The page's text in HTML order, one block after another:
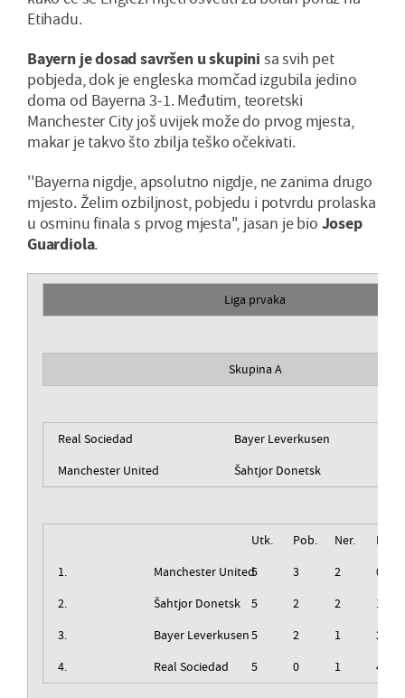
Etihadu.
Bayern je dosad savršen u skupini sa svih pet
pobjeda, dok je engleska momčad izgubila jedino
doma od Bayerna 3-1. Međutim, teoretski
Manchester City još uvijek može do prvog mjesta,
makar je takvo što zbilja teško očekivati.
''Bayerna nigdje, apsolutno nigdje, ne zanima drugo
mjesto. Želim ozbiljnost, pobjedu i potvrdu prolaska
u osminu finala s prvog mjesta'', jasan je bio Josep
Guardiola.
Liga prvaka
Skupina A
Real Sociedad
Bayer Leverkusen
Manchester United
Šahtjor Donetsk
Utk. Pob. Ner.
Izg.
1.
Manchester United5 3 2
0
2.
Šahtjor Donetsk 5 2 2
1
3.
Bayer Leverkusen5 2 1
2
4.
Real Sociedad 5 0 1 4